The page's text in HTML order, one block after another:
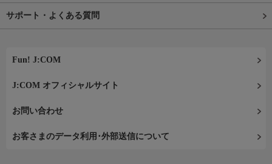
サポート・よくある質問
Fun! J:COM
J:COM オフィシャルサイト
お問い合わせ
お客さまのデータ利用･外部送信について